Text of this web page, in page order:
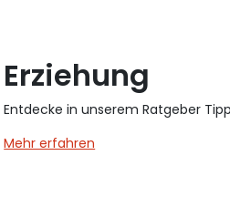
Erziehung
Entdecke in unserem Ratgeber
Mehr erfahren